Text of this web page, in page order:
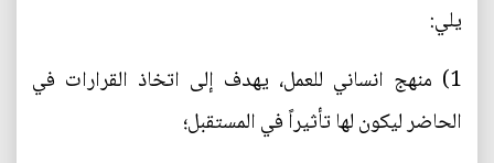
يلي:
1) منهج انساني للعمل، يهدف إلى اتخاذ القرارات في
الحاضر ليكون لها تأثيراً في المستقبل؛